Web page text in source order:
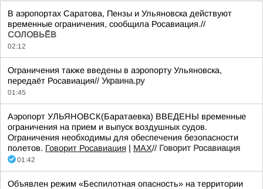
В аэропортах Саратова, Пензы и Ульяновска действуют
временные ограничения, сообщила Росавиация.//
СОЛОВЬЁВ
02:12
Ограничения также введены в аэропорту Ульяновска,
передаёт Росавиация// Украина.ру
01:45
Аэропорт УЛЬЯНОВСК(Баратаевка) ВВЕДЕНЫ временные
ограничения на прием и выпуск воздушных судов.
Ограничения необходимы для обеспечения безопасности
полетов. Говорит Росавиация | MАХ// Говорит Росавиация
01:42
Объявлен режим «Беспилотная опасность» на территории